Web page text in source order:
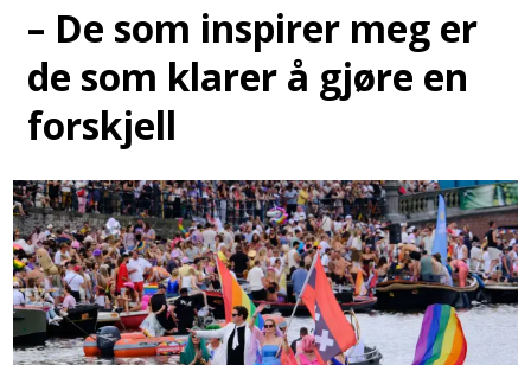
– De som inspirer meg er
de som klarer å gjøre en
forskjell